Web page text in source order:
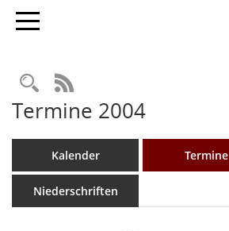
Toggle navigation
Rechercheauswahl
RSS-Feed
Termine 2004
Kalender Termine
Niederschriften